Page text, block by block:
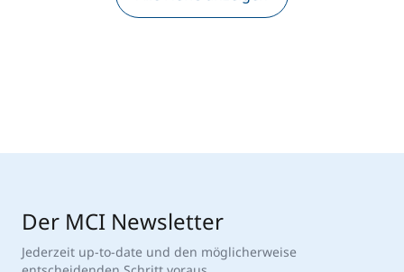
Der MCI Newsletter
Jederzeit up-to-date und den möglicherweise